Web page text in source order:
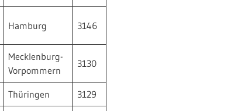
Hamburg 3146
Mecklenburg-
Vorpommern
3130
Thüringen 3129